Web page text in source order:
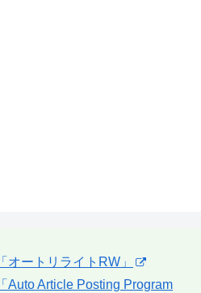
ートリライトRW」
Auto Article Posting Program